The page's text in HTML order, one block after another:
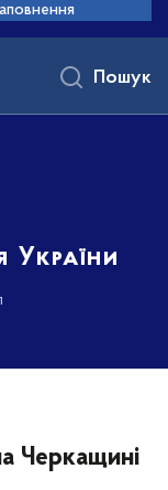
України
Пошук
Черкащині